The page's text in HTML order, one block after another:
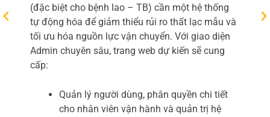
(đặc biệt cho bệnh lao – TB) cần một hệ thống
tự động hóa để giảm thiểu rủi ro thất lạc mẫu và
tối ưu hóa nguồn lực vận chuyển. Với giao diện
Admin chuyên sâu, trang web dự kiến sẽ cung
cấp:
Quản lý người dùng, phân quyền chi tiết
cho nhân viên vận hành và quản trị hệ